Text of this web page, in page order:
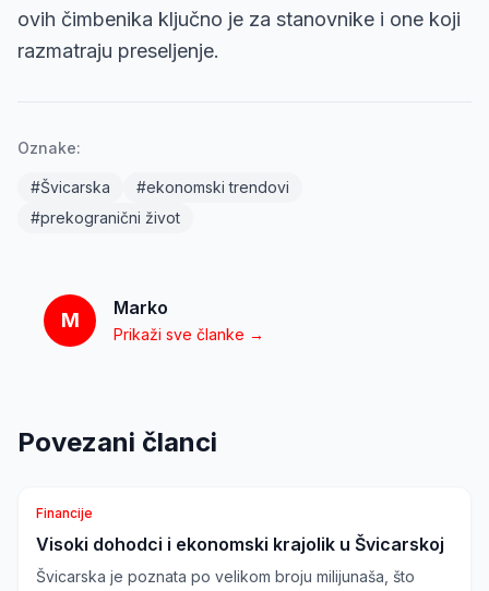
ovih čimbenika ključno je za stanovnike i one koji
razmatraju preseljenje.
Oznake:
#Švicarska #ekonomski trendovi
#prekogranični život
M
Marko
Prikaži sve članke →
Povezani članci
Financije
Visoki dohodci i ekonomski krajolik u Švicarskoj
Švicarska je poznata po velikom broju milijunaša, što